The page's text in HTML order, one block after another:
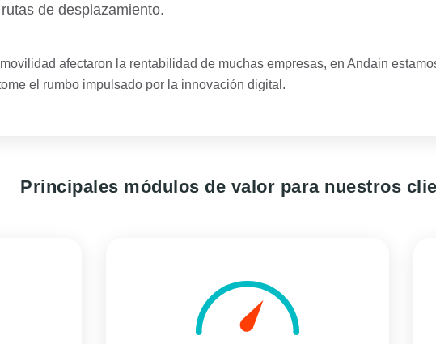
de desplazamiento.
afectaron la rentabilidad de muchas empresas, en Andain
el rumbo impulsado por la innovación digital.
Principales módulos de valor para nuestros